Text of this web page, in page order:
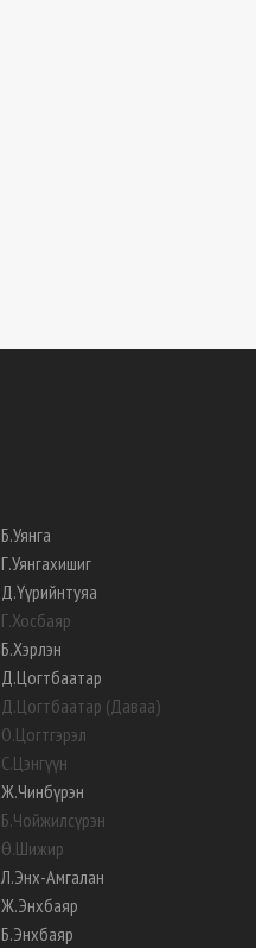
Б.Уянга
Г.Уянгахишиг
Д.Үүрийнтуяа
Г.Хосбаяр
Б.Хэрлэн
Д.Цогтбаатар
Д.Цогтбаатар (Даваа)
О.Цогтгэрэл
С.Цэнгүүн
Ж.Чинбүрэн
Б.Чойжилсүрэн
Ө.Шижир
Л.Энх-Амгалан
Ж.Энхбаяр
Б.Энхбаяр